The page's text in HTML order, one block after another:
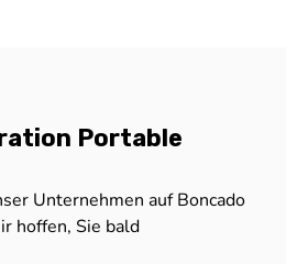
Portable
Unternehmen auf Boncado
hoffen, Sie bald